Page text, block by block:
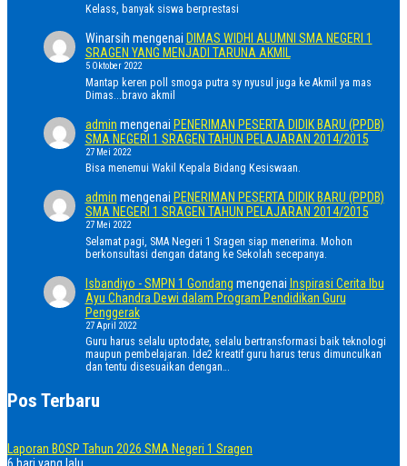
Kelass, banyak siswa berprestasi
Winarsih mengenai DIMAS WIDHI ALUMNI SMA NEGERI 1
SRAGEN YANG MENJADI TARUNA AKMIL
5 Oktober 2022
Mantap keren poll smoga putra sy nyusul juga ke Akmil ya mas
Dimas...bravo akmil
admin mengenai PENERIMAN PESERTA DIDIK BARU (PPDB)
SMA NEGERI 1 SRAGEN TAHUN PELAJARAN 2014/2015
27 Mei 2022
Bisa menemui Wakil Kepala Bidang Kesiswaan.
admin mengenai PENERIMAN PESERTA DIDIK BARU (PPDB)
SMA NEGERI 1 SRAGEN TAHUN PELAJARAN 2014/2015
27 Mei 2022
Selamat pagi, SMA Negeri 1 Sragen siap menerima. Mohon
berkonsultasi dengan datang ke Sekolah secepanya.
Isbandiyo - SMPN 1 Gondang mengenai Inspirasi Cerita Ibu
Ayu Chandra Dewi dalam Program Pendidikan Guru
Penggerak
27 April 2022
Guru harus selalu uptodate, selalu bertransformasi baik teknologi
maupun pembelajaran. Ide2 kreatif guru harus terus dimunculkan
dan tentu disesuaikan dengan…
Pos Terbaru
Laporan BOSP Tahun 2026 SMA Negeri 1 Sragen